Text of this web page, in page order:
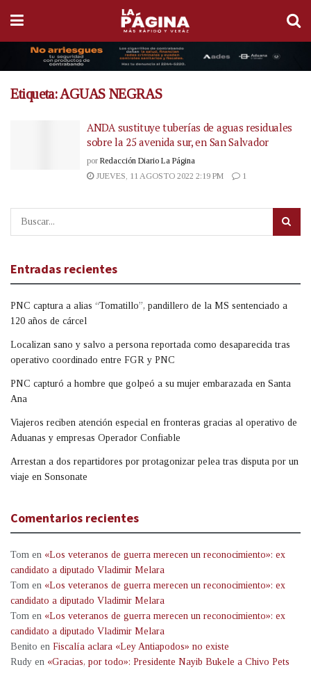
Etiqueta:AGUAS NEGRAS
ANDA sustituye tuberías de aguas residuales
sobre la 25 avenida sur, en San Salvador
por Redacción Diario La Página
JUEVES, 11 AGOSTO 2022 2:19 PM
1
Entradas recientes
PNC captura a alias “Tomatillo”, pandillero de la MS sentenciado a
120 años de cárcel
Localizan sano y salvo a persona reportada como desaparecida tras
operativo coordinado entre FGR y PNC
PNC capturó a hombre que golpeó a su mujer embarazada en Santa
Ana
Viajeros reciben atención especial en fronteras gracias al operativo de
Aduanas y empresas Operador Confiable
Arrestan a dos repartidores por protagonizar pelea tras disputa por un
viaje en Sonsonate
Comentarios recientes
Tom en «Los veteranos de guerra merecen un reconocimiento»: ex
candidato a diputado Vladimir Melara
Tom en «Los veteranos de guerra merecen un reconocimiento»: ex
candidato a diputado Vladimir Melara
Tom en «Los veteranos de guerra merecen un reconocimiento»: ex
candidato a diputado Vladimir Melara
Benito en Fiscalía aclara «Ley Antiapodos» no existe
Rudy en «Gracias, por todo»: Presidente Nayib Bukele a Chivo Pets